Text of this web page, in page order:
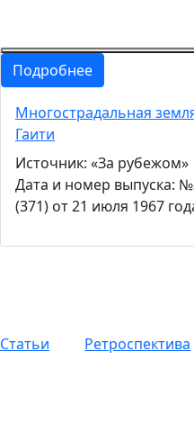
Подробнее
Многострадальная
Гаити
Источник: «За рубежом»
Дата и номер выпуска:
(371) от 21 июля 1967
Статьи Ретроспектива